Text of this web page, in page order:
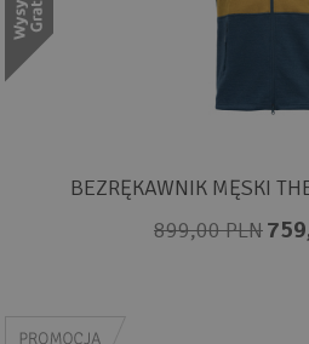
BEZRĘKAWNIK MĘSKI
899,00 PLN